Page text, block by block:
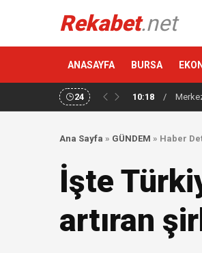
Rekabet.net
ANASAYFA BURSA
24 10:18 /
Ana Sayfa » GÜNDEM » Haber
İşte
artıran